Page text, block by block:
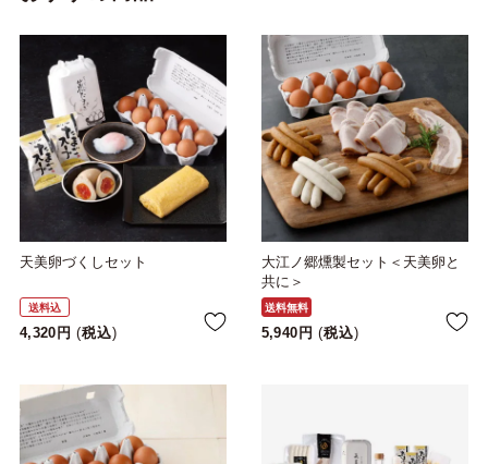
天美卵づくしセット
送料込
4,320 税込
大江ノ郷燻製セット＜天美卵と
共に＞
送料無料
5,940 税込